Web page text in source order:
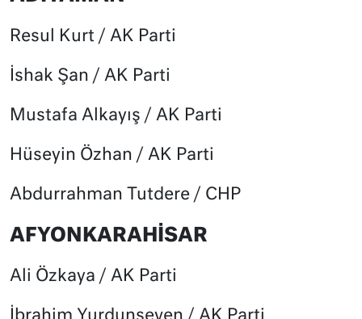
Resul Kurt / AK Parti
İshak Şan / AK Parti
Mustafa Alkayış / AK Parti
Hüseyin Özhan / AK Parti
Abdurrahman Tutdere / CHP
AFYONKARAHİSAR
Ali Özkaya / AK Parti